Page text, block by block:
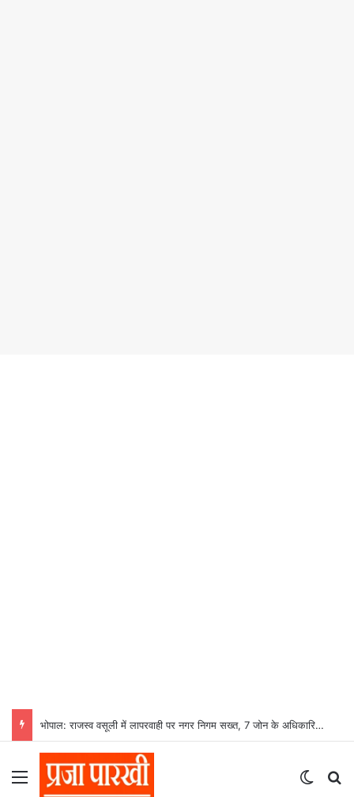
भोपाल: राजस्व वसूली में लापरवाही पर नगर निगम सख्त, 7 जोन के अधिकारियों और 31 वार्ड प्रभारियों का वेतन रुकेगा
Menu